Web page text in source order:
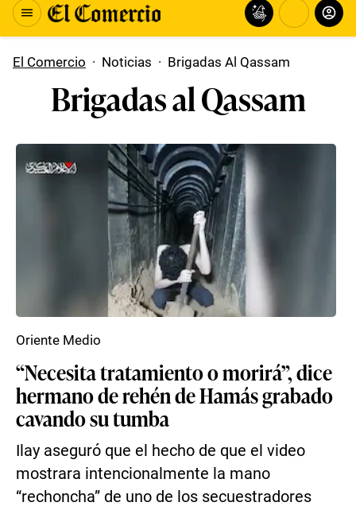
El Comercio · Noticias · Brigadas Al Qassam
Brigadas al Qassam
“Necesita tratamiento o morirá”, dice
hermano de rehén de Hamás grabado
cavando su tumba
Ilay aseguró que el hecho de que el video
mostrara intencionalmente la mano
“rechoncha” de uno de los secuestradores
Oriente Medio